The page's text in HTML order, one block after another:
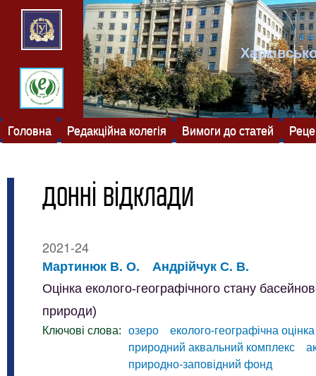
Головна Редакційна колегія Вимоги до статей
донні відклади
2021-24
Мартинюк В. О.
Андрійчук С. В.
Оцінка еколого-географічного стану
природи)
Ключові слова: озеро
еколого-географічна оцінка
природний аквальний комплекс
природно-заповідний фонд